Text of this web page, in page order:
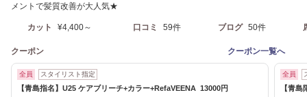
メントで髪質改善が大人気★
カット ¥4,400～ 口コミ 59件 ブログ 50件
クーポン クーポン一覧へ
全員 スタイリスト指定
【青島指名】U25 ケアブリーチ+カラー+RefaVEENA 13000円
全員
【青